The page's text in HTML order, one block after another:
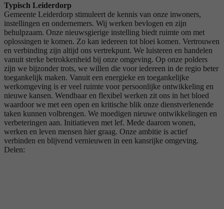
Typisch Leiderdorp
Gemeente Leiderdorp stimuleert de kennis van onze inwoners,
instellingen en ondernemers. Wij werken bevlogen en zijn
behulpzaam. Onze nieuwsgierige instelling biedt ruimte om met
oplossingen te komen. Zo kan iedereen tot bloei komen. Vertrouwen
en verbinding zijn altijd ons vertrekpunt. We luisteren en handelen
vanuit sterke betrokkenheid bij onze omgeving. Op onze polders
zijn we bijzonder trots, we willen die voor iedereen in de regio beter
toegankelijk maken. Vanuit een energieke en toegankelijke
werkomgeving is er veel ruimte voor persoonlijke ontwikkeling en
nieuwe kansen. Wendbaar en flexibel werken zit ons in het bloed
waardoor we met een open en kritische blik onze dienstverlenende
taken kunnen volbrengen. We moedigen nieuwe ontwikkelingen en
verbeteringen aan. Initiatieven met lef. Mede daarom wonen,
werken en leven mensen hier graag. Onze ambitie is actief
verbinden en blijvend vernieuwen in een kansrijke omgeving.
Delen: